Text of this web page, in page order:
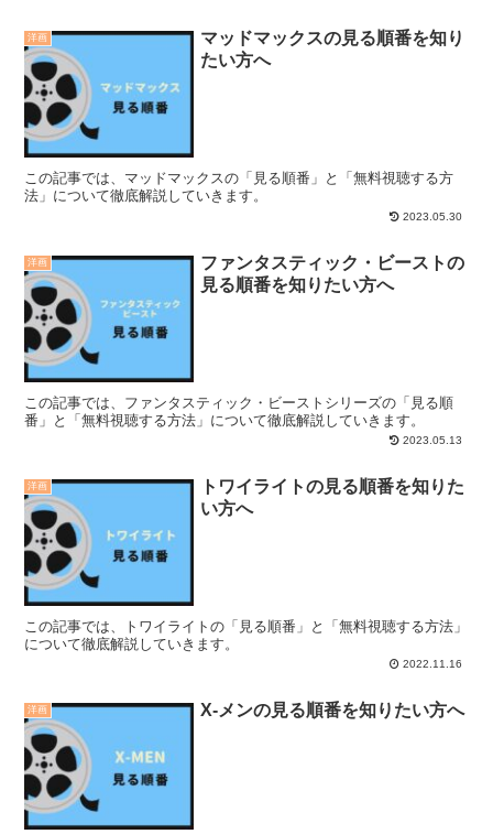
洋画
マッドマックスの見る順番を知り
たい方へ
この記事では、マッドマックスの「見る順番」と「無料視聴する方
法」について徹底解説していきます。
2023.05.30
洋画
ファンタスティック・ビーストの
見る順番を知りたい方へ
この記事では、ファンタスティック・ビーストシリーズの「見る順
番」と「無料視聴する方法」について徹底解説していきます。
2023.05.13
洋画
トワイライトの見る順番を知りた
い方へ
この記事では、トワイライトの「見る順番」と「無料視聴する方法」
について徹底解説していきます。
2022.11.16
洋画 X-メンの見る順番を知りたい方へ